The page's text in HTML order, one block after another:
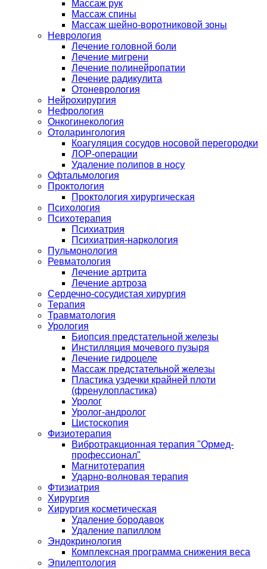
Массаж рук
Массаж спины
Массаж шейно-воротниковой зоны
Неврология
Лечение головной боли
Лечение мигрени
Лечение полинейропатии
Лечение радикулита
Отоневрология
Нейрохирургия
Нефрология
Онкогинекология
Отоларингология
Коагуляция сосудов носовой перегородки
ЛОР-операции
Удаление полипов в носу
Офтальмология
Проктология
Проктология хирургическая
Психология
Психотерапия
Психиатрия
Психиатрия-наркология
Пульмонология
Ревматология
Лечение артрита
Лечение артроза
Сердечно-сосудистая хирургия
Терапия
Травматология
Урология
Биопсия предстательной железы
Инстилляция мочевого пузыря
Лечение гидроцеле
Массаж предстательной железы
Пластика уздечки крайней плоти
(френулопластика)
Уролог
Уролог-андролог
Цистоскопия
Физиотерапия
Вибротракционная терапия "Ормед-
профессионал"
Магнитотерапия
Ударно-волновая терапия
Фтизиатрия
Хирургия
Хирургия косметическая
Удаление бородавок
Удаление папиллом
Эндокринология
Комплексная программа снижения веса
Эпилептология